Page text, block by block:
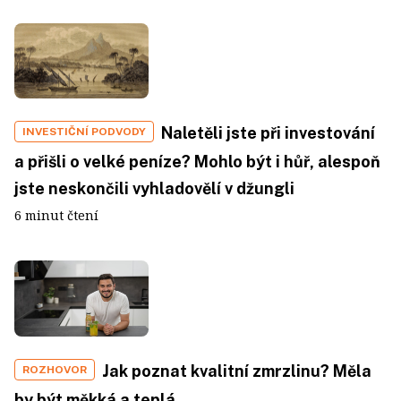
INVESTIČNÍ PODVODY
Naletěli jste při investování
a přišli o velké peníze? Mohlo být i hůř, alespoň
jste neskončili vyhladovělí v džungli
6 minut čtení
ROZHOVOR
Jak poznat kvalitní zmrzlinu? Měla